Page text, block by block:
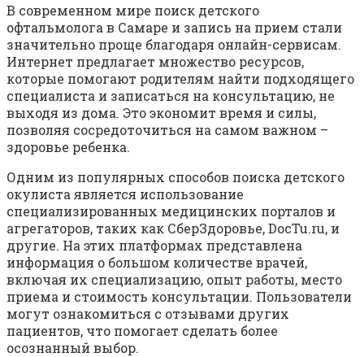
В современном мире поиск детского
офтальмолога в Самаре и запись на прием стали
значительно проще благодаря онлайн-сервисам.
Интернет предлагает множество ресурсов,
которые помогают родителям найти подходящего
специалиста и записаться на консультацию, не
выходя из дома. Это экономит время и силы,
позволяя сосредоточиться на самом важном –
здоровье ребенка.
Одним из популярных способов поиска детского
окулиста является использование
специализированных медицинских порталов и
агрегаторов, таких как СберЗдоровье, DocTu.ru, и
другие. На этих платформах представлена
информация о большом количестве врачей,
включая их специализацию, опыт работы, место
приема и стоимость консультации. Пользователи
могут ознакомиться с отзывами других
пациентов, что помогает сделать более
осознанный выбор.